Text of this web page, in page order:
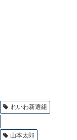
れいわ新選組
山本太郎